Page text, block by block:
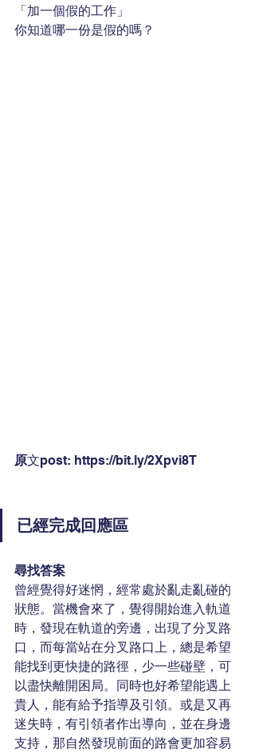
「加一個假的工作」
你知道哪一份是假的嗎？
原文post: https://bit.ly/2Xpvi8T
已經完成回應區
尋找答案
曾經覺得好迷惘，經常處於亂走亂碰的
狀態。當機會來了，覺得開始進入軌道
時，發現在軌道的旁邊，出現了分叉路
口，而每當站在分叉路口上，總是希望
能找到更快捷的路徑，少一些碰壁，可
以盡快離開困局。同時也好希望能遇上
貴人，能有給予指導及引領。或是又再
迷失時，有引領者作出導向，並在身邊
支持，那自然發現前面的路會更加容易